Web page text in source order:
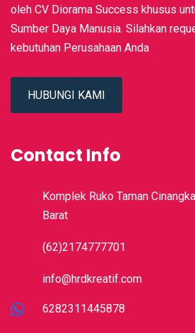
oleh CV Diorama Success khusus
Sumber Daya Manusia. Silahkan
kebutuhan Perusahaan Anda
HUBUNGI KAMI
Contact Info
Komplek Ruko Taman
Barat
(62)2174777701
info@hrdkreatif.com
6282311445878